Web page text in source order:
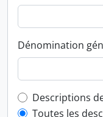
Dénomination
Top-level
Descriptions
Toutes les